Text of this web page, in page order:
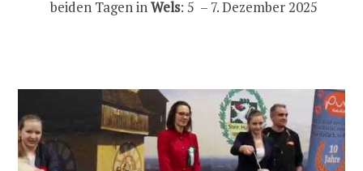
beiden Tagen inWels: 5 – 7. Dezember 2025